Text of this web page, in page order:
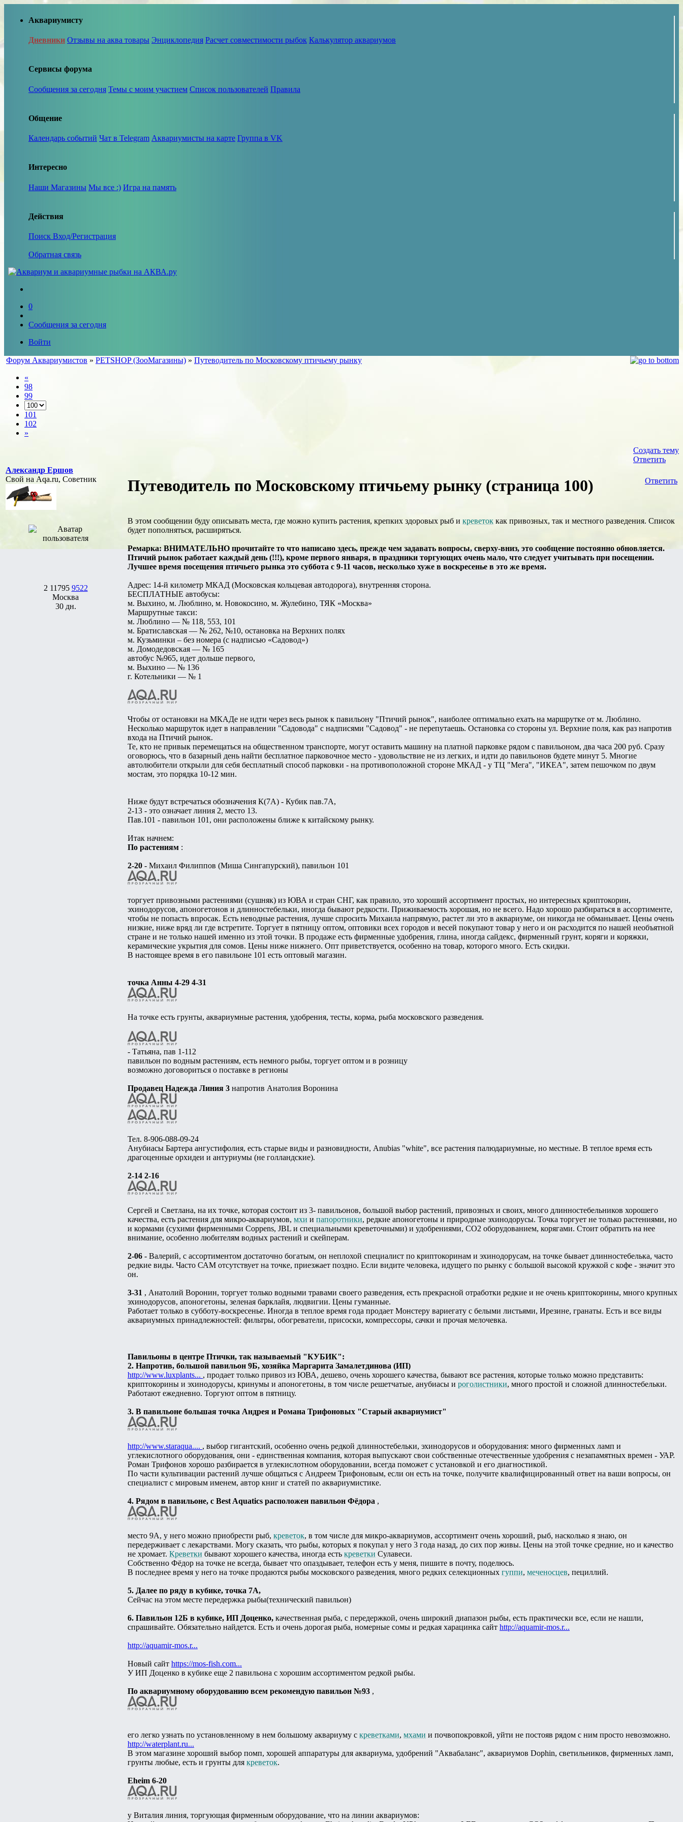
Аквариумисту
Дневники Отзывы на аква товары Энциклопедия Расчет совместимости рыбок Калькулятор аквариумов
Сервисы форума
Сообщения за сегодня Темы с моим участием Список пользователей Правила
Общение
Календарь событий Чат в Telegram Аквариумисты на карте Группа в VK
Интересно
Наши Магазины Мы все :) Игра на память
Действия
Поиск Вход/Регистрация
Обратная связь
0
Сообщения за сегодня
Войти
Форум Аквариумистов » PETSHOP (ЗооМагазины) » Путеводитель по Московскому птичьему рынку
«
98
99
101
102
»
Создать тему
Ответить
Александр Ершов
Свой на Aqa.ru, Советник
2 11795 9522
Москва
30 дн.
Ответить
Путеводитель по Московскому птичьему рынку (страница 100)
В этом сообщении буду описывать места, где можно купить растения, крепких здоровых рыб и креветок как привозных, так и местного разведения. Список
будет пополняться, расширяться.
Ремарка: ВНИМАТЕЛЬНО прочитайте то что написано здесь, прежде чем задавать вопросы, сверху-вниз, это сообщение постоянно обновляется.
Птичий рынок работает каждый день (!!!), кроме первого января, в праздники торгующих очень мало, что следует учитывать при посещении.
Лучшее время посещения птичьего рынка это суббота с 9-11 часов, несколько хуже в воскресенье в это же время.
Адрес: 14-й километр МКАД (Московская кольцевая автодорога), внутренняя сторона.
БЕСПЛАТНЫЕ автобусы:
м. Выхино, м. Люблино, м. Новокосино, м. Жулебино, ТЯК «Москва»
Маршрутные такси:
м. Люблино — № 118, 553, 101
м. Братиславская — № 262, №10, остановка на Верхних полях
м. Кузьминки – без номера (с надписью «Садовод»)
м. Домодедовская — № 165
автобус №965, идет дольше первого,
м. Выхино — № 136
г. Котельники — № 1
Чтобы от остановки на МКАДе не идти через весь рынок к павильону "Птичий рынок", наиболее оптимально ехать на маршрутке от м. Люблино.
Несколько маршруток идет в направлении "Садовода" с надписями "Садовод" - не перепутаешь. Остановка со стороны ул. Верхние поля, как раз напротив
входа на Птичий рынок.
Те, кто не привык перемещаться на общественном транспорте, могут оставить машину на платной парковке рядом с павильоном, два часа 200 руб. Сразу
оговорюсь, что в базарный день найти бесплатное парковочное место - удовольствие не из легких, и идти до павильонов будете минут 5. Многие
автолюбители открыли для себя бесплатный способ парковки - на противоположной стороне МКАД - у ТЦ "Мега", "ИКЕА", затем пешочком по двум
мостам, это порядка 10-12 мин.
Ниже будут встречаться обозначения К(7А) - Кубик пав.7А,
2-13 - это означает линия 2, место 13.
Пав.101 - павильон 101, они расположены ближе к китайскому рынку.
Итак начнем:
По растениям :
2-20 - Михаил Филиппов (Миша Сингапурский), павильон 101
торгует привозными растениями (сушняк) из ЮВА и стран СНГ, как правило, это хороший ассортимент простых, но интересных криптокорин,
эхинодорусов, апоногетонов и длинностебельки, иногда бывают редкости. Приживаемость хорошая, но не всего. Надо хорошо разбираться в ассортименте,
чтобы не попасть впросак. Есть неводные растения, лучше спросить Михаила напрямую, растет ли это в аквариуме, он никогда не обманывает. Цены очень
низкие, ниже вряд ли где встретите. Торгует в пятницу оптом, оптовики всех городов и весей покупают товар у него и он расходится по нашей необъятной
стране и не только нашей именно из этой точки. В продаже есть фирменные удобрения, глина, иногда сайдекс, фирменный грунт, коряги и коряжки,
керамические укрытия для сомов. Цены ниже нижнего. Опт приветствуется, особенно на товар, которого много. Есть скидки.
В настоящее время в его павильоне 101 есть оптовый магазин.
точка Анны 4-29 4-31
На точке есть грунты, аквариумные растения, удобрения, тесты, корма, рыба московского разведения.
- Татьяна, пав 1-112
павильон по водным растениям, есть немного рыбы, торгует оптом и в розницу
возможно договориться о поставке в регионы
Продавец Надежда Линия 3 напротив Анатолия Воронина
Тел. 8-906-088-09-24
Анубиасы Бартера ангустифолия, есть старые виды и разновидности, Anubias "white", все растения палюдариумные, но местные. В теплое время есть
драгоценные орхидеи и антуриумы (не голландские).
2-14 2-16
Сергей и Светлана, на их точке, которая состоит из 3- павильонов, большой выбор растений, привозных и своих, много длинностебельников хорошего
качества, есть растения для микро-аквариумов, мхи и папоротники, редкие апоногетоны и природные эхинодорусы. Точка торгует не только растениями, но
и кормами (сухими фирменными Coppens, JBL и специальными креветочными) и удобрениями, СО2 оборудованием, корягами. Стоит обратить на нее
внимание, особенно любителям водных растений и скейперам.
2-06 - Валерий, с ассортиментом достаточно богатым, он неплохой специалист по криптокоринам и эхинодорусам, на точке бывает длинностебелька, часто
редкие виды. Часто САМ отсутствует на точке, приезжает поздно. Если видите человека, идущего по рынку с большой высокой кружкой с кофе - значит это
он.
3-31 , Анатолий Воронин, торгует только водными травами своего разведения, есть прекрасной отработки редкие и не очень криптокорины, много крупных
эхинодорусов, апоногетоны, зеленая барклайя, людвигии. Цены гуманные.
Работает только в субботу-воскресенье. Иногда в теплое время года продает Монстеру вариегату с белыми листьями, Ирезине, гранаты. Есть и все виды
аквариумных принадлежностей: фильтры, обогреватели, присоски, компрессоры, сачки и прочая мелочевка.
Павильоны в центре Птички, так называемый "КУБИК":
2. Напротив, большой павильон 9Б, хозяйка Маргарита Замалетдинова (ИП)
http://www.luxplants... , продает только привоз из ЮВА, дешево, очень хорошего качества, бывают все растения, которые только можно представить:
криптокорины и эхинодорусы, кринумы и апоногетоны, в том числе решетчатые, анубиасы и роголистники, много простой и сложной длинностебельки.
Работают ежедневно. Торгуют оптом в пятницу.
3. В павильоне большая точка Андрея и Романа Трифоновых "Старый аквариумист"
http://www.staraqua.... , выбор гигантский, особенно очень редкой длинностебельки, эхинодорусов и оборудования: много фирменных ламп и
углекислотного оборудования, они - единственная компания, которая выпускают свои собственные отечественные удобрения с незапамятных времен - УАР.
Роман Трифонов хорошо разбирается в углекислотном оборудовании, всегда поможет с установкой и его диагностикой.
По части культивации растений лучше общаться с Андреем Трифоновым, если он есть на точке, получите квалифицированный ответ на ваши вопросы, он
специалист с мировым именем, автор книг и статей по аквариумистике.
4. Рядом в павильоне, с Best Aquatics расположен павильон Фёдора ,
место 9А, у него можно приобрести рыб, креветок, в том числе для микро-аквариумов, ассортимент очень хороший, рыб, насколько я знаю, он
передерживает с лекарствами. Могу сказать, что рыбы, которых я покупал у него 3 года назад, до сих пор живы. Цены на этой точке средние, но и качество
не хромает. Креветки бывают хорошего качества, иногда есть креветки Сулавеси.
Собственно Фёдор на точке не всегда, бывает что опаздывает, телефон есть у меня, пишите в почту, поделюсь.
В последнее время у него на точке продаются рыбы московского разведения, много редких селекционных гуппи, меченосцев, пециллий.
5. Далее по ряду в кубике, точка 7А,
Сейчас на этом месте передержка рыбы(технический павильон)
6. Павильон 12Б в кубике, ИП Доценко, качественная рыба, с передержкой, очень широкий диапазон рыбы, есть практически все, если не нашли,
спрашивайте. Обязательно найдется. Есть и очень дорогая рыба, номерные сомы и редкая харацинка сайт http://aquamir-mos.r...
http://aquamir-mos.r...
Новый сайт https://mos-fish.com...
У ИП Доценко в кубике еще 2 павильона с хорошим ассортиментом редкой рыбы.
По аквариумному оборудованию всем рекомендую павильон №93 ,
его легко узнать по установленному в нем большому аквариуму с креветками, мхами и почвопокровкой, уйти не постояв рядом с ним просто невозможно.
http://waterplant.ru...
В этом магазине хороший выбор помп, хорошей аппаратуры для аквариума, удобрений "Аквабаланс", аквариумов Dophin, светильников, фирменных ламп,
грунты любые, есть и грунты для креветок.
Eheim 6-20
у Виталия линия, торгующая фирменным оборудование, что на линии аквариумов: